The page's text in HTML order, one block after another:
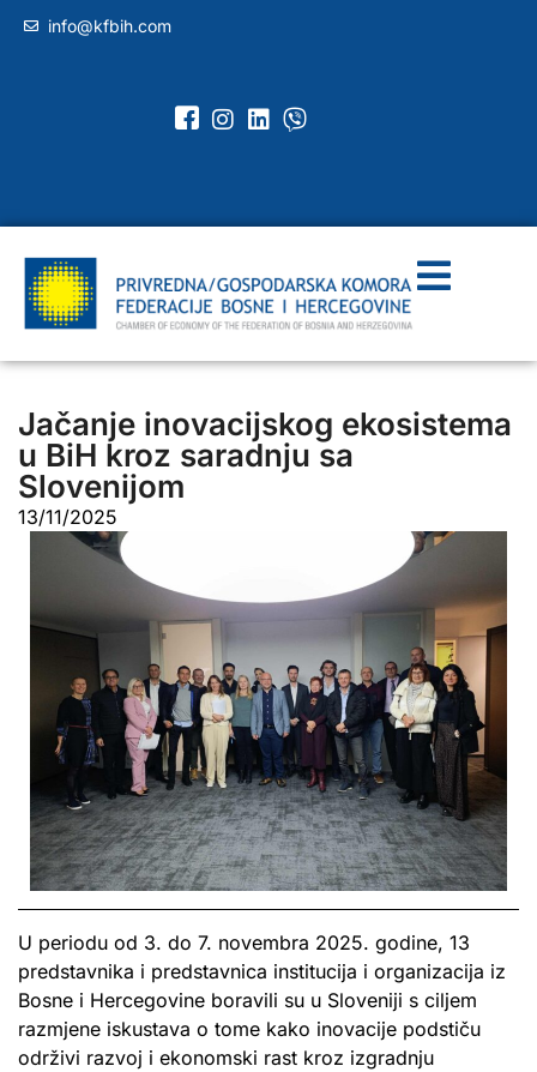
info@kfbih.com
Jačanje inovacijskog ekosistema
u BiH kroz saradnju sa
Slovenijom
13/11/2025
U periodu od 3. do 7. novembra 2025. godine, 13
predstavnika i predstavnica institucija i organizacija iz
Bosne i Hercegovine boravili su u Sloveniji s ciljem
razmjene iskustava o tome kako inovacije podstiču
održivi razvoj i ekonomski rast kroz izgradnju